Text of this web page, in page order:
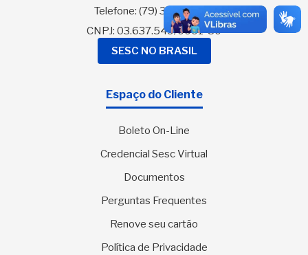
Telefone: (79) 3216-2700
CNPJ: 03.637.549/0001-80
SESC NO BRASIL
Espaço do Cliente
Boleto On-Line
Credencial Sesc Virtual
Documentos
Perguntas Frequentes
Renove seu cartão
Política de Privacidade